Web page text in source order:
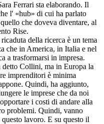
Ferrari sta elaborando. Il
l' «hub» di cui ha parlato
che doveva diventare, al
Rise.
della ricerca è un tema
che in America, in Italia e nel
a trasformarsi in impresa.
detto Collini, ma in Europa la
imprenditori è minima
Quindi, ha aggiunto,
le imprese che da noi
i costi di andare alla
problemi. Quindi, vanno
lavoro. E su questo il